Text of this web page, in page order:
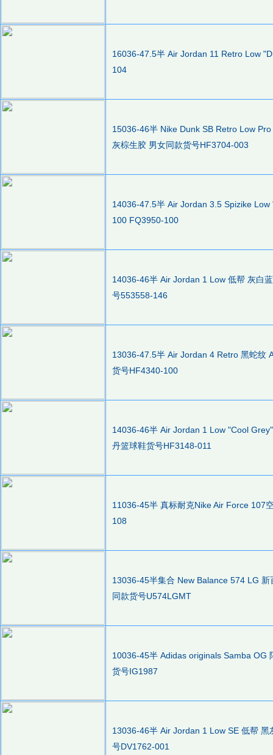
16036-47.5半 Air Jordan 11 Retro Low
104
15036-46半 Nike Dunk SB Retro Low
灰棕生胶 男女同款货号HF3704-003
14036-47.5半 Air Jordan 3.5 Spizike
100 FQ3950-100
14036-46半 Air Jordan 1 Low 低帮 灰白
号553558-146
13036-47.5半 Air Jordan 4 Retro 黑蛇纹
货号HF4340-100
14036-46半 Air Jordan 1 Low "Cool
丹篮球鞋货号HF3148-011
11036-45半 真标耐克Nike Air Force 107
108
13036-45半集合 New Balance 574 LG
同款货号U574LGMT
10036-45半 Adidas originals Samba OG
货号IG1987
13036-46半 Air Jordan 1 Low SE 低帮
号DV1762-001